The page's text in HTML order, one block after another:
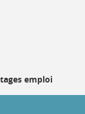
emploi